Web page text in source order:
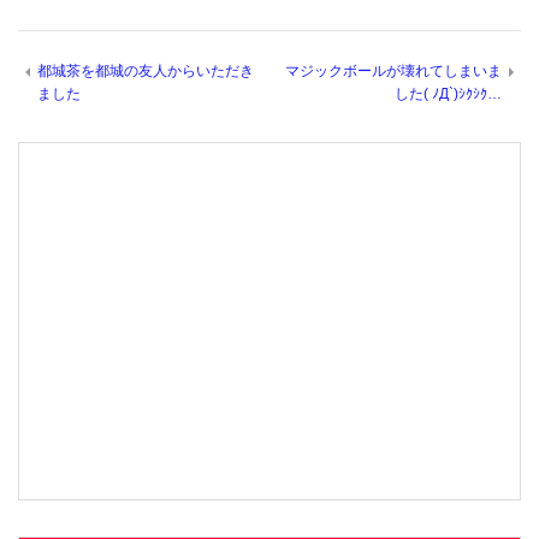
都城茶を都城の友人からいただき
ました
マジックボールが壊れてしまいま
した( ﾉД`)ｼｸｼｸ…